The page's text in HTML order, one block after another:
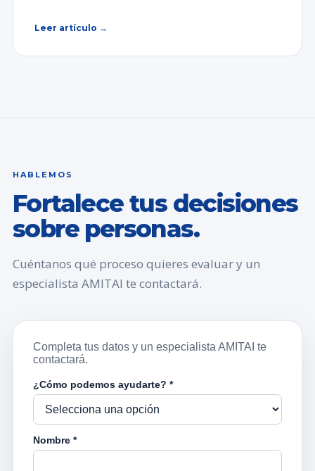
Leer artículo →
HABLEMOS
Fortalece tus decisiones
sobre personas.
Cuéntanos qué proceso quieres evaluar y un
especialista AMITAI te contactará.